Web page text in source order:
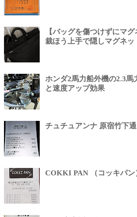
【バッグを傷つけずにマ
裁ほう上手で隠しマグネッ
ホンダ2馬力船外機の2.3馬
と速度アップ効果
チュチュアンナ 原宿竹下
COKKI PAN （コッキパン